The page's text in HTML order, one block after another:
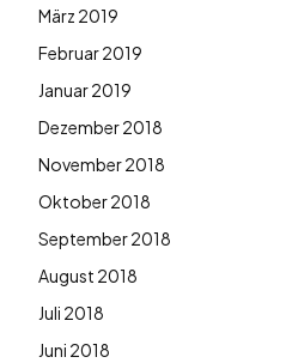
März 2019
Februar 2019
Januar 2019
Dezember 2018
November 2018
Oktober 2018
September 2018
August 2018
Juli 2018
Juni 2018